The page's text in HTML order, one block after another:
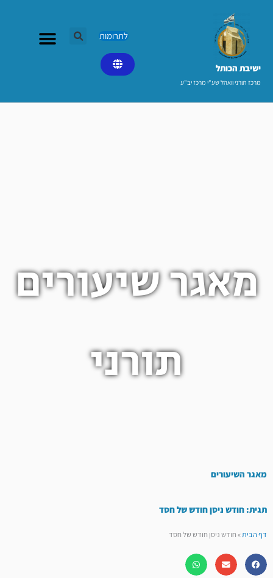
ישיבת הכותל​
מרכז תורני וואהל שע"י מרכז יב"ע
לתרומות
מאגר שיעורים
תורני
מאגר השיעורים
תגית: חודש ניסן חודש של חסד
דף הבית»חודש ניסן חודש של חסד